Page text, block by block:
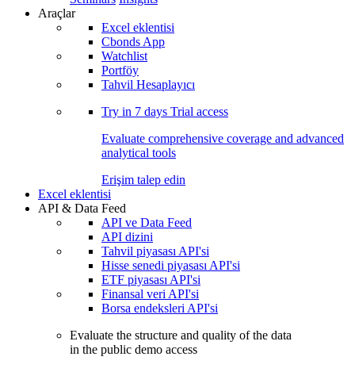
Araçlar
Excel eklentisi
Cbonds App
Watchlist
Portföy
Tahvil Hesaplayıcı
Try in 7 days Trial access
Evaluate comprehensive coverage and advanced
analytical tools
Erişim talep edin
Excel eklentisi
API & Data Feed
API ve Data Feed
API dizini
Tahvil piyasası API'si
Hisse senedi piyasası API'si
ETF piyasası API'si
Finansal veri API'si
Borsa endeksleri API'si
Evaluate the structure and quality of the data
in the public demo access